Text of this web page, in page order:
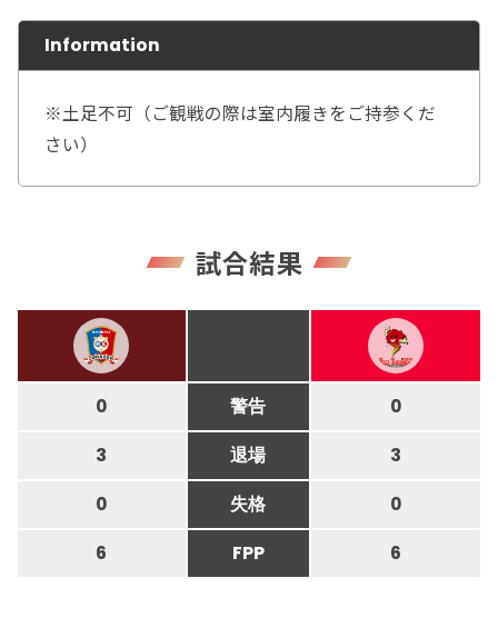
Information
※土足不可（ご観戦の際は室内履きをご持参くだ
さい）
試合結果
0 警告 0
3 退場 3
0 失格 0
6 FPP 6